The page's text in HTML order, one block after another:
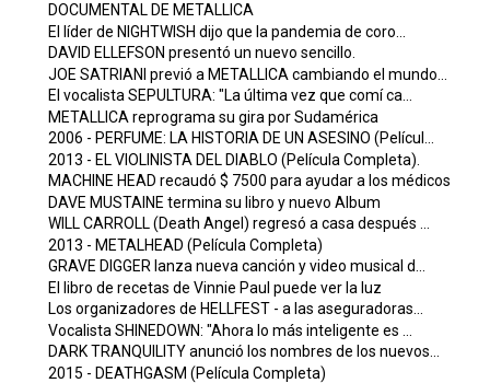
DOCUMENTAL DE METALLICA
El líder de NIGHTWISH dijo que la pandemia de coro...
DAVID ELLEFSON presentó un nuevo sencillo.
JOE SATRIANI previó a METALLICA cambiando el mundo...
El vocalista SEPULTURA: "La última vez que comí ca...
METALLICA reprograma su gira por Sudamérica
2006 - PERFUME: LA HISTORIA DE UN ASESINO (Películ...
2013 - EL VIOLINISTA DEL DIABLO (Película Completa).
MACHINE HEAD recaudó $ 7500 para ayudar a los médicos
DAVE MUSTAINE termina su libro y nuevo Album
WILL CARROLL (Death Angel) regresó a casa después ...
2013 - METALHEAD (Película Completa)
GRAVE DIGGER lanza nueva canción y video musical d...
El libro de recetas de Vinnie Paul puede ver la luz
Los organizadores de HELLFEST - a las aseguradoras...
Vocalista SHINEDOWN: "Ahora lo más inteligente es ...
DARK TRANQUILITY anunció los nombres de los nuevos...
2015 - DEATHGASM (Película Completa)